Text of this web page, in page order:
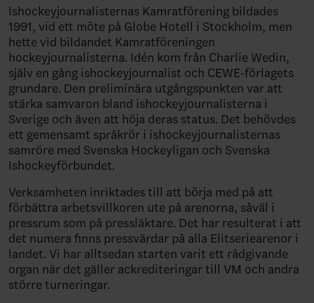
Ishockeyjournalisternas Kamratförening bildades
1991, vid ett möte på Globe Hotell i Stockholm, men
hette vid bildandet Kamratföreningen
hockeyjournalisterna. Idén kom från Charlie Wedin,
själv en gång ishockeyjournalist och CEWE-förlagets
grundare. Den preliminära utgångspunkten var att
stärka samvaron bland ishockeyjournalisterna i
Sverige och även att höja deras status. Det behövdes
ett gemensamt språkrör i ishockeyjournalisternas
samröre med Svenska Hockeyligan och Svenska
Ishockeyförbundet.
Verksamheten inriktades till att börja med på att
förbättra arbetsvillkoren ute på arenorna, såväl i
pressrum som på pressläktare. Det har resulterat i att
det numera finns pressvärdar på alla Elitseriearenor i
landet. Vi har alltsedan starten varit ett rådgivande
organ när det gäller ackrediteringar till VM och andra
större turneringar.